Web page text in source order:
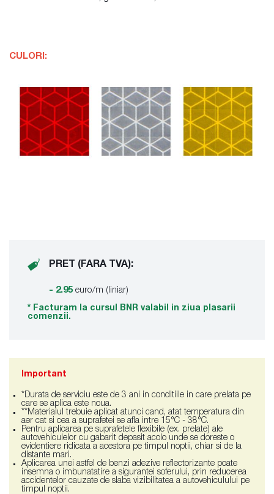
CULORI:
PRET (FARA TVA):
- 2.95 euro/m (liniar)
* Facturam la cursul BNR valabil in ziua plasarii
comenzii.
Important
*Durata de serviciu este de 3 ani in conditiile in care prelata pe
care se aplica este noua.
**Materialul trebuie aplicat atunci cand, atat temperatura din
aer cat si cea a suprafetei se afla intre 15°C - 38°C.
Pentru aplicarea pe suprafetele flexibile (ex. prelate) ale
autovehiculelor cu gabarit depasit acolo unde se doreste o
evidentiere ridicata a acestora pe timpul noptii, chiar si de la
distante mari.
Aplicarea unei astfel de benzi adezive reflectorizante poate
insemna o imbunatatire a sigurantei soferului, prin reducerea
accidentelor cauzate de slaba vizibilitatea a autovehiculului pe
timpul noptii.